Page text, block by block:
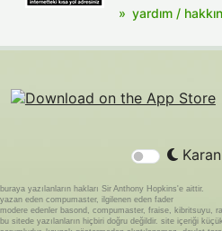
yardım /
buraya yazılanların hakları Sir Anthony Hopkins'e aittir.
yazan eden compumaster, ilgilenen eden fader
modere edenler basond, compumaster, fraise, kibritsuyu,
bu sitede yazılanların hiçbiri doğru değildir. site içeriği